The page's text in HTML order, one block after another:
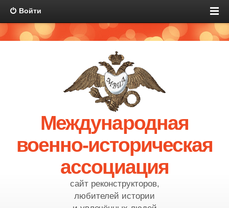
Войти
Международная
военно-историческая
ассоциация
сайт реконструкторов,
любителей истории